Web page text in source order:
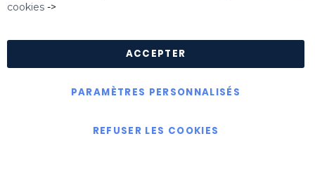
cookies ->
ACCEPTER
PARAMÈTRES PERSONNALISÉS
REFUSER LES COOKIES